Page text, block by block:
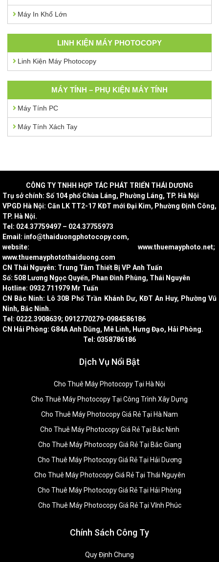
Máy In Khổ Lớn
LINH KIỆN MÁY PHOTOCOPY
Linh Kiện Máy Photocopy
MÁY TÍNH – PHỤ KIỆN MÁY TÍNH
Máy Tính PC
Máy Tính Xách Tay
CÔNG TY TNHH HỢP TÁC PHÁT TRIỂN THÁI DƯƠNG
Trụ sở chính: Số 104 phố Chùa Láng, Phường Láng, TP. Hà Nội
VPGD Hà Nội: Căn LK TT2-17 KĐT mới Đại Kim, Phường Định Công,
TP. Hà Nội.
Tel: 024.37759497 – 024.37755973
Email: info@thaiduongphotocopy.com,
website: www.thuemayphoto.net;
www.thuemayphotothaiduong.com
CN Thái Nguyên: Trung Tâm Thiết Bị VP Anh Tuấn
Số: 508 Lương Ngọc Quyến, Phan Đình Phùng, Thái Nguyên
Hotline: 0932 711979 Mr Tuấn
CN Bắc Ninh: Lô 30B Phố Trần Khánh Dư, KĐT An Huy, Phường Vũ
Ninh, Bắc Ninh.
Tel: 0222.3908639; 0912770279-0984586186
CN Hải Phòng: G84A Anh Dũng, Mê Linh, Hưng Đạo, Hải Phòng.
Tel: 0358786186
Dịch Vụ Nổi Bật
Cho Thuê Máy Photocopy Tại Hà Nội
Cho Thuê Máy Photocopy Tại Công Trình Xây Dựng
Cho Thuê Máy Photocopy Giá Rẻ Tại Hà Nam
Cho Thuê Máy Photocopy Giá Rẻ Tại Bắc Ninh
Cho Thuê Máy Photocopy Giá Rẻ Tại Bắc Giang
Cho Thuê Máy Photocopy Giá Rẻ Tại Hải Dương
Cho Thuê Máy Photocopy Giá Rẻ Tại Thái Nguyên
Cho Thuê Máy Photocopy Giá Rẻ Tại Hải Phòng
Cho Thuê Máy Photocopy Giá Rẻ Tại Vĩnh Phúc
Chính Sách Công Ty
Quy Định Chung